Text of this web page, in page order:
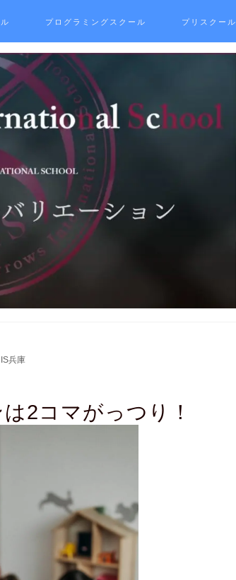
プログラミングスクール プリスクール
IS兵庫
2コマがっつり！